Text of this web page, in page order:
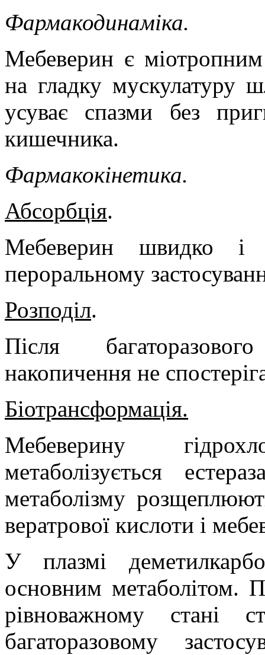
Фармакодинаміка.
Мебеверин є
на гладку мускулатуру
усуває спазми без
кишечника.
Фармакокінетика.
Абсорбція.
Мебеверин швидко і
пероральному
Розподіл.
Після
накопичення не
Біотрансформація.
Мебеверину
метаболізується
метаболізму
вератрової кислоти і
У плазмі
основним метаболітом.
рівноважному стані
багаторазовому